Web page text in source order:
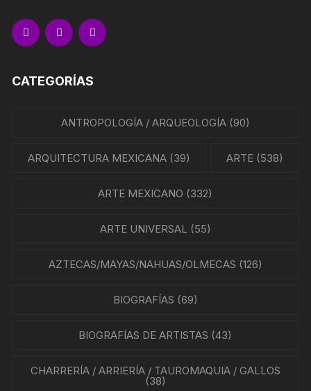
CATEGORÍAS
ANTROPOLOGÍA / ARQUEOLOGÍA(90)
ARQUITECTURA MEXICANA(39) ARTE (538)
ARTE MEXICANO (332)
ARTE UNIVERSAL (55)
AZTECAS/MAYAS/NAHUAS/OLMECAS (126)
BIOGRAFÍAS (69)
BIOGRAFÍAS DE ARTISTAS (43)
CHARRERÍA / ARRIERÍA / TAUROMAQUIA / GALLOS
(38)